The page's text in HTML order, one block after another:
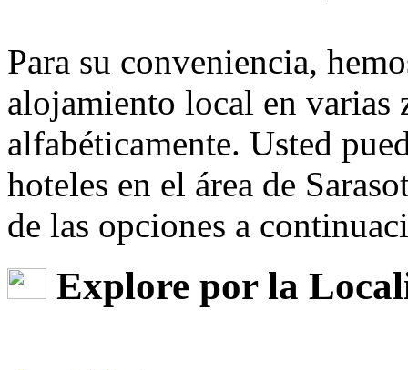
Para su conveniencia,
alojamiento local en varias
alfabéticamente. Usted
hoteles en el área de
de las opciones a
Explore por la